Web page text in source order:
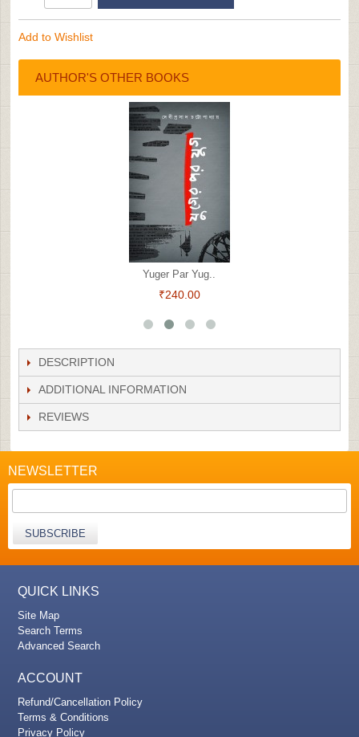
Add to Wishlist
AUTHOR'S OTHER BOOKS
Yuger Par Yug..
₹240.00
DESCRIPTION
ADDITIONAL INFORMATION
REVIEWS
NEWSLETTER
SUBSCRIBE
QUICK LINKS
Site Map
Search Terms
Advanced Search
ACCOUNT
Refund/Cancellation Policy
Terms & Conditions
Privacy Policy